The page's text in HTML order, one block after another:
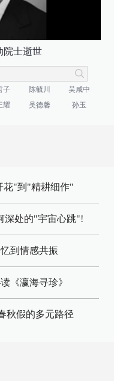
院士逝世
子 陈毓川
吴咸中
耀 吴德馨 孙玉
花"到"精耕细作"
深处的"宇宙心跳"!
到情感共振
《瀛海寻珍》
秋假的多元路径